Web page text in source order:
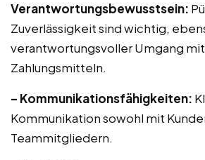
Verantwortungsbewusstsein:
Zuverlässigkeit sind wichtig,
verantwortungsvoller Umgang
Zahlungsmitteln.
– Kommunikationsfähigkeiten:
Kommunikation sowohl mit
Teammitgliedern.